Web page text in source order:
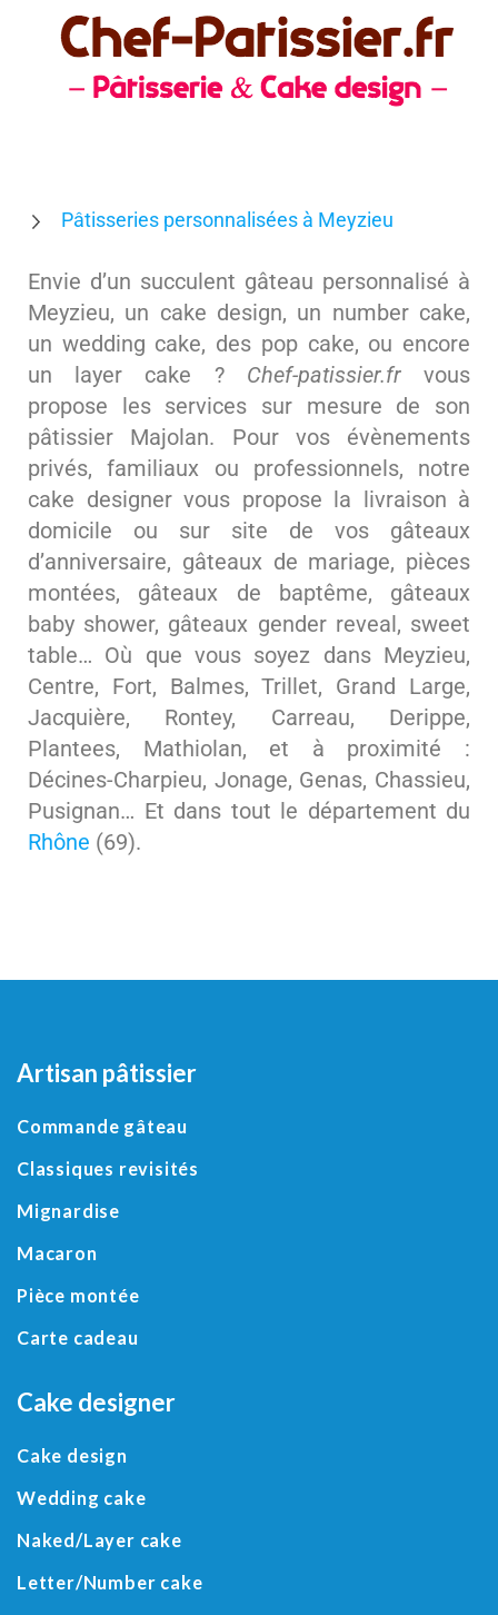
Pâtisseries personnalisées à Meyzieu
Envie d’un succulent gâteau personnalisé à
Meyzieu, un cake design, un number cake,
un wedding cake, des pop cake, ou encore
un layer cake ? Chef-patissier.frvous
propose les services sur mesure de son
pâtissier Majolan. Pour vos évènements
privés, familiaux ou professionnels, notre
cake designer vous propose la livraison à
domicile ou sur site de vos gâteaux
d’anniversaire, gâteaux de mariage, pièces
montées, gâteaux de baptême, gâteaux
baby shower, gâteaux gender reveal, sweet
table… Où que vous soyez dans Meyzieu,
Centre, Fort, Balmes, Trillet, Grand Large,
Jacquière, Rontey, Carreau, Derippe,
Plantees, Mathiolan, et à proximité :
Décines-Charpieu, Jonage, Genas, Chassieu,
Pusignan… Et dans tout le département du
Rhône (69).
Artisan pâtissier
Commande gâteau
Classiques revisités
Mignardise
Macaron
Pièce montée
Carte cadeau
Cake designer
Cake design
Wedding cake
Naked/Layer cake
Letter/Number cake